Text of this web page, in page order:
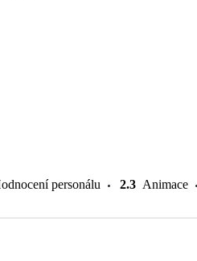
personálu 2.3 Animace